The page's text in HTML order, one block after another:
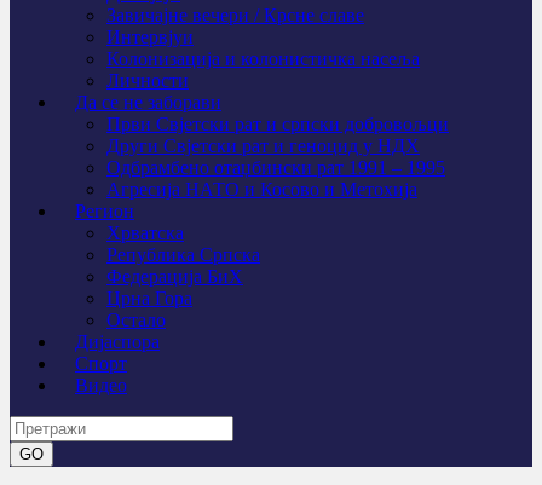
Завичајне вечери / Крсне славе
Интервјуи
Колонизација и колонистичка насеља
Личности
Да се не заборави
Први Свјeтски рат и српски добровољци
Други Свјетски рат и геноцид у НДХ
Одбрамбено отаџбински рат 1991 – 1995
Агресија НАТО и Косово и Метохија
Регион
Хрватска
Република Српска
Федерација БиХ
Црна Гора
Остало
Дијаспора
Спорт
Видео